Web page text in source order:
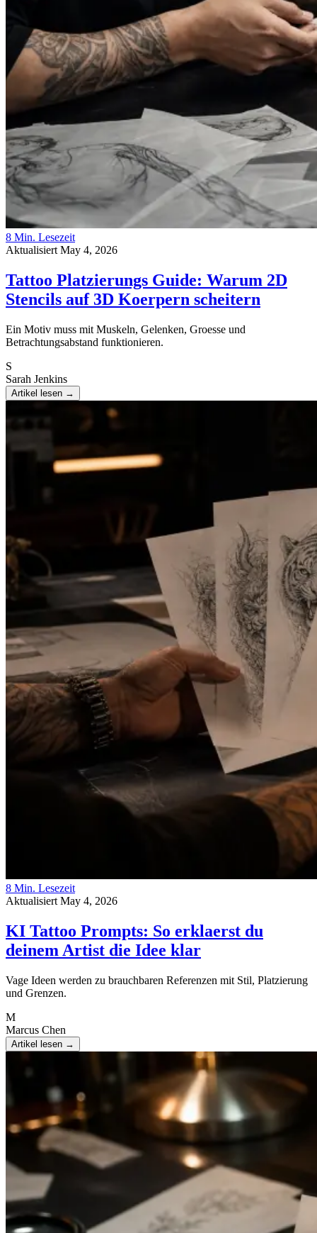
8 Min. Lesezeit
Aktualisiert May 4, 2026
Tattoo Platzierungs Guide: Warum 2D
Stencils auf 3D Koerpern scheitern
Ein Motiv muss mit Muskeln, Gelenken, Groesse und
Betrachtungsabstand funktionieren.
S
Sarah Jenkins
Artikel lesen →
8 Min. Lesezeit
Aktualisiert May 4, 2026
KI Tattoo Prompts: So erklaerst du
deinem Artist die Idee klar
Vage Ideen werden zu brauchbaren Referenzen mit Stil, Platzierung
und Grenzen.
M
Marcus Chen
Artikel lesen →